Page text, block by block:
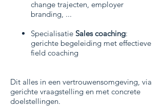
change trajecten, employer
branding, ...
Specialisatie Sales coaching:
gerichte begeleiding met effectieve
field coaching
Dit alles in een vertrouwensomgeving, via
gerichte vraagstelling en met concrete
doelstellingen.